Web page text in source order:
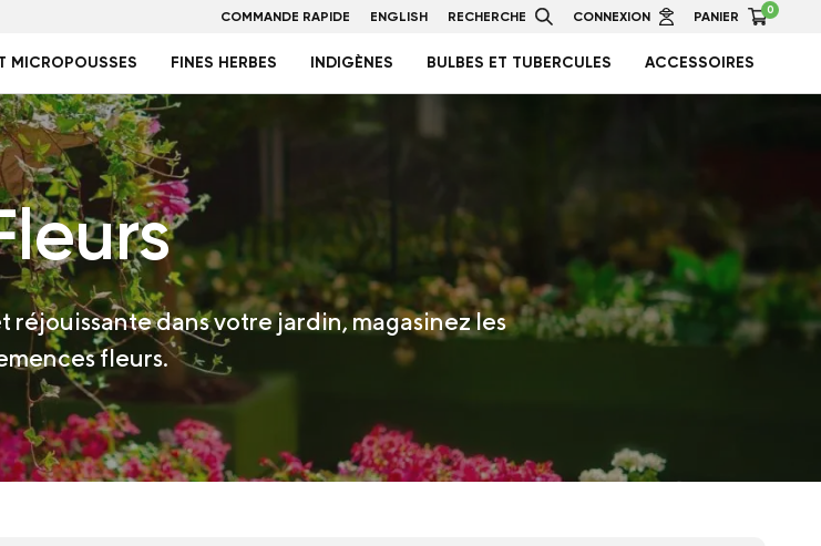
COMMANDE RAPIDE ENGLISH RECHERCHE CONNEXION PANIER 0
MICROPOUSSES FINES HERBES INDIGÈNES BULBES ET TUBERCULES ACCESSOIRES
réjouissante dans votre jardin, magasinez les
fleurs.